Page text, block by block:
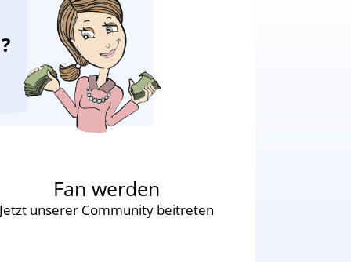
Fan werden
Jetzt unserer Community beitreten